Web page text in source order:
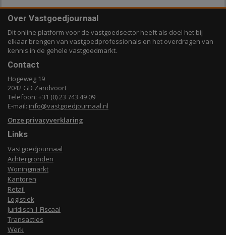
Over Vastgoedjournaal
Dit online platform voor de vastgoedsector heeft als doel het bij
elkaar brengen van vastgoedprofessionals en het overdragen van
kennis in de gehele vastgoedmarkt.
Contact
Hogeweg 19
2042 GD Zandvoort
Telefoon: +31 (0) 23 743 49 09
E-mail: info@vastgoedjournaal.nl
Onze privacyverklaring
Links
Vastgoedjournaal
Achtergronden
Woningmarkt
Kantoren
Retail
Logistiek
Juridisch | Fiscaal
Transacties
Werk